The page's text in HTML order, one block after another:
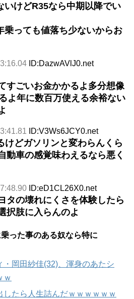
いけどR35なら中期以降でい
乗っても値落ち少ないからお
ID:DazwAVlJ0.net
すごいお金かかるよ多分想像
よ年に数百万使える余裕ない
ID:V3Ws6JCY0.net
どガソリンと変わらんくら
動車の感覚味わえるなら悪く
ID:eD1CL26X0.net
タの壊れにくさを体験したら
択肢に入らんのよ
った事のある奴なら特に
・岡田紗佳(32)、渾身のあたシ
ｗ
したら人生詰んだｗｗｗｗｗｗ